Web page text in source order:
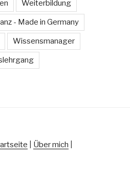
Weiterbildung
- Made in Germany
Wissensmanager
Über mich